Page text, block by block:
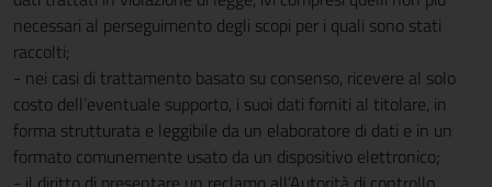
necessari al perseguimento degli scopi per i quali sono stati
raccolti;
- nei casi di trattamento basato su consenso, ricevere al solo
costo dell’eventuale supporto, i suoi dati forniti al titolare, in
forma strutturata e leggibile da un elaboratore di dati e in un
formato comunemente usato da un dispositivo elettronico;